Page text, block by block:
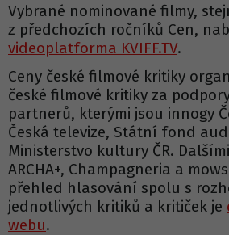
Vybrané nominované filmy,
z předchozích ročníků Cen,
videoplatforma KVIFF.TV.
Ceny české filmové kritiky
české filmové kritiky za
partnerů, kterými jsou innogy
Česká televize, Státní fond
Ministerstvo kultury ČR.
ARCHA+, Champagneria a
přehled hlasování spolu s
jednotlivých kritiků a kritiček je
webu.